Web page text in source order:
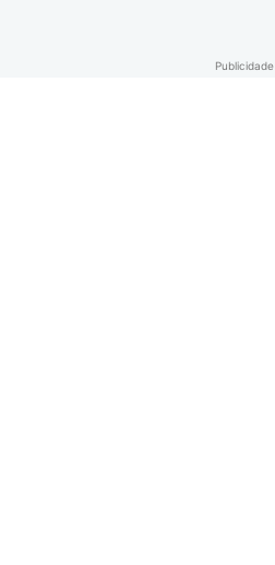
Publicidade